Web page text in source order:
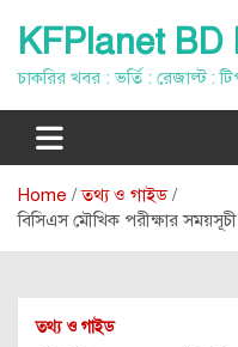
content
KFPlanet BD
চাকরির খবর : ভর্তি : রেজাল্ট :
Home
তথ্য ও গাইড
বিসিএস মৌখিক পরীক্ষার
তথ্য ও গাইড